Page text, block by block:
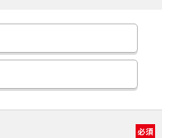
必須